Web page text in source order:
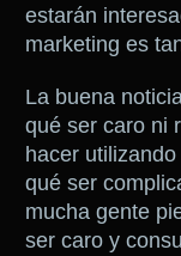
estarán
marketing es
La buena
qué ser caro ni
hacer
qué ser
mucha gente
ser caro y